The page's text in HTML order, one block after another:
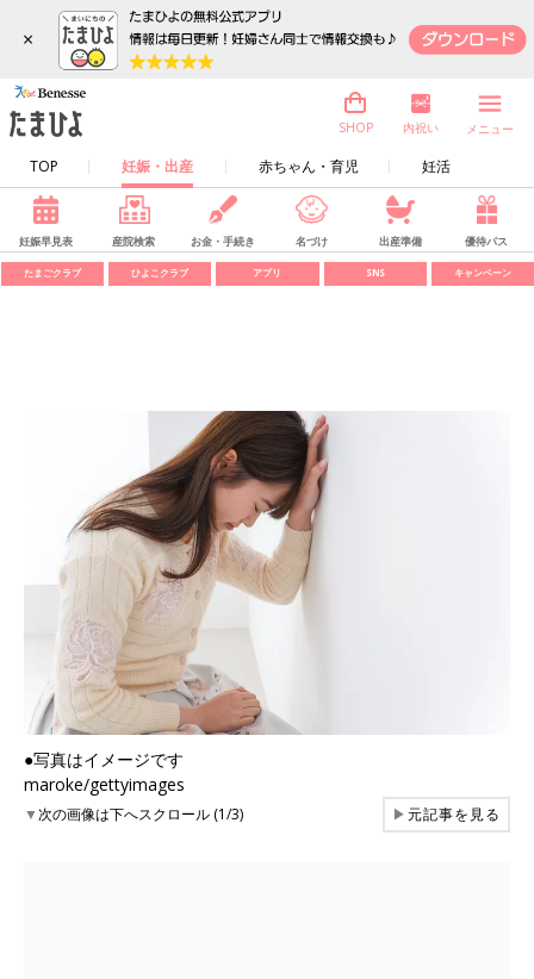
×
TOP 妊娠・出産 赤ちゃん・育児 妊活
SHOP 内祝い メニュー
妊娠早見表 産院検索 お金・手続き 名づけ 出産準備 優待パス
たまごクラブ ひよこクラブ アプリ SNS キャンペーン
●写真はイメージです
maroke/gettyimages
▼次の画像は下へスクロール (1/3) ▶元記事を見る